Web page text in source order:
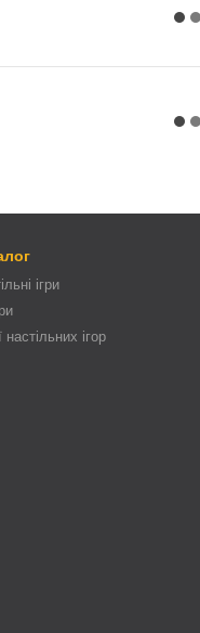
ігри
настільних ігор